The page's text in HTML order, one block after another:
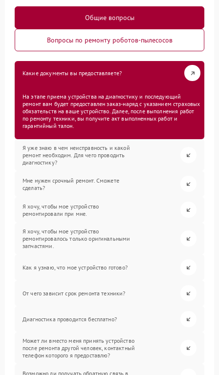
Общие вопросы
Вопросы по ремонту роботов-пылесосов
Какие документы вы предоставляете?
На этапе приема устройства на диагностику и последующий
ремонт вам будет предоставлен заказ-наряд с указанием страховых
обязательств на ваше устройство. Далее, после выполнения работ
по ремонту техники, вы получите акт выполненных работ и
гарантийный талон.
Я уже знаю в чем неисправность и какой
ремонт необходим. Для чего проводить
диагностику?
Мне нужен срочный ремонт. Сможете
сделать?
Я хочу, чтобы мое устройство
ремонтировали при мне.
Я хочу, чтобы мое устройство
ремонтировалось только оригинальными
запчастями.
Как я узнаю, что мое устройство готово?
От чего зависит срок ремонта техники?
Диагностика проводится бесплатно?
Может ли вместо меня принять устройство
после ремонта другой человек, контактный
телефон которого я предоставлю?
Возможно ли получать обратную связь в